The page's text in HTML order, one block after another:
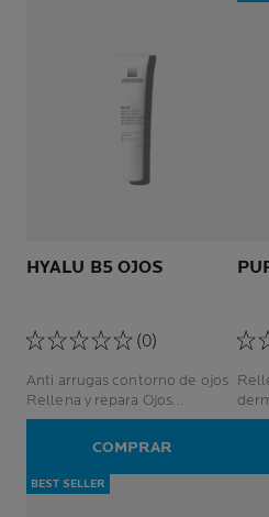
HYALU B5 OJOS
(0)
Anti arrugas contorno de ojos
Rellena y repara Ojos
sensibles
COMPRAR
BEST SELLER